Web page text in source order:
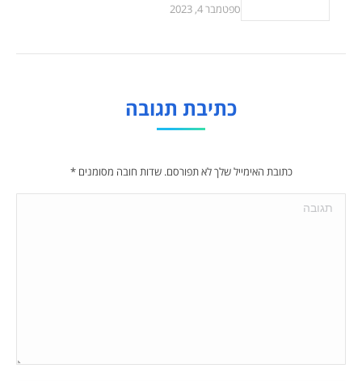
ספטמבר 4, 2023
כתיבת תגובה
כתובת האימייל שלך לא תפורסם. שדות חובה מסומנים*
תגובה